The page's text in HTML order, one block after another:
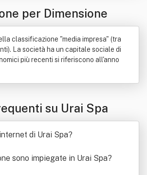
per Dimensione
classificazione "media impresa" (tra
La società ha un capitale sociale di
più recenti si riferiscono all'anno
su Urai Spa
di Urai Spa?
sono impiegate in Urai Spa?